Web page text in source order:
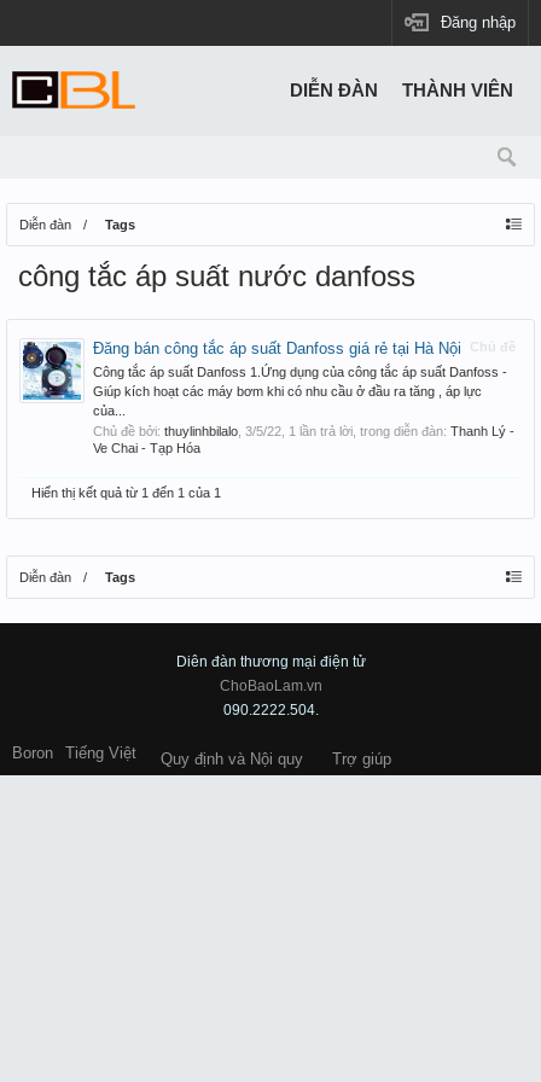
Đăng nhập
Diễn đàn Tags
công tắc áp suất nước danfoss
Chủ đề
Đăng bán công tắc áp suất Danfoss giá rẻ tại Hà Nội
Công tắc áp suất Danfoss 1.Ứng dụng của công tắc áp suất Danfoss -
Giúp kích hoạt các máy bơm khi có nhu cầu ở đầu ra tăng , áp lực
của...
Chủ đề bởi: thuylinhbilalo 3/5/22 , 1 lần trả lời, trong diễn đàn: Thanh Lý -
Ve Chai - Tạp Hóa
Hiển thị kết quả từ 1 đến 1 của 1
Diễn đàn Tags
DIỄN ĐÀN THÀNH VIÊN
Diên đàn thương mại điện tử
ChoBaoLam.vn
090.2222.504.
Boron Tiếng Việt Quy định và Nội quy Trợ giúp